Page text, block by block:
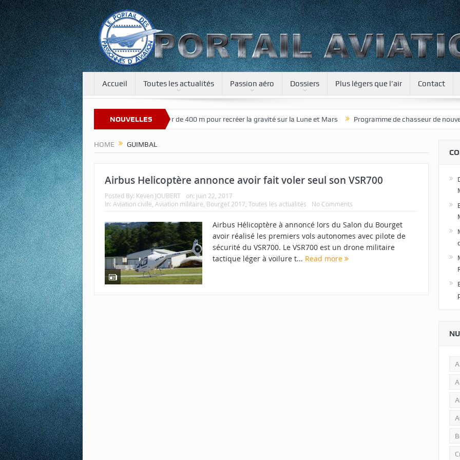
Accueil Toutes les actualités Passion aéro Dossiers Plus légers que l’air Contact
NOUVELLES
Bienvenue sur notre nouveau site Une tour de 400 m pour recréer la gravité sur la Lune et Mars Programme de chasseur de nouvelle
HOME GUIMBAL
Airbus Helicoptère annonce avoir fait voler seul son VSR700
Posted By: Keven JOUBERT on: juin 22, 2017
In: Aviation civile Aviation militaire Bourget 2017 Toutes les actualités No Comments
Airbus Hélicoptère à annoncé lors du Salon du Bourget
avoir réalisé les premiers vols autonomes avec pilote de
sécurité du VSR700. Le VSR700 est un drone militaire
tactique léger à voilure t... Read more